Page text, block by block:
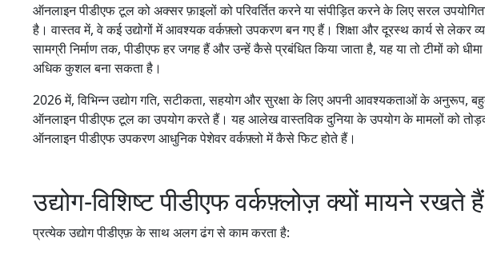
ऑनलाइन पीडीएफ टूल को अक्सर फ़ाइलों को परिवर्तित करने या संपीड़ित करने के लिए सरल
है। वास्तव में, वे कई उद्योगों में आवश्यक वर्कफ़्लो उपकरण बन गए हैं। शिक्षा और दूरस्थ कार्य से लेकर
सामग्री निर्माण तक, पीडीएफ हर जगह हैं और उन्हें कैसे प्रबंधित किया जाता है, यह या तो टीमों को
अधिक कुशल बना सकता है।
2026 में, विभिन्न उद्योग गति, सटीकता, सहयोग और सुरक्षा के लिए अपनी आवश्यकताओं के अनुरूप,
ऑनलाइन पीडीएफ टूल का उपयोग करते हैं। यह आलेख वास्तविक दुनिया के उपयोग के मामलों को
ऑनलाइन पीडीएफ उपकरण आधुनिक पेशेवर वर्कफ़्लो में कैसे फिट होते हैं।
उद्योग-विशिष्ट पीडीएफ वर्कफ़्लोज़ क्यों मायने रखते हैं
प्रत्येक उद्योग पीडीएफ़ के साथ अलग ढंग से काम करता है: